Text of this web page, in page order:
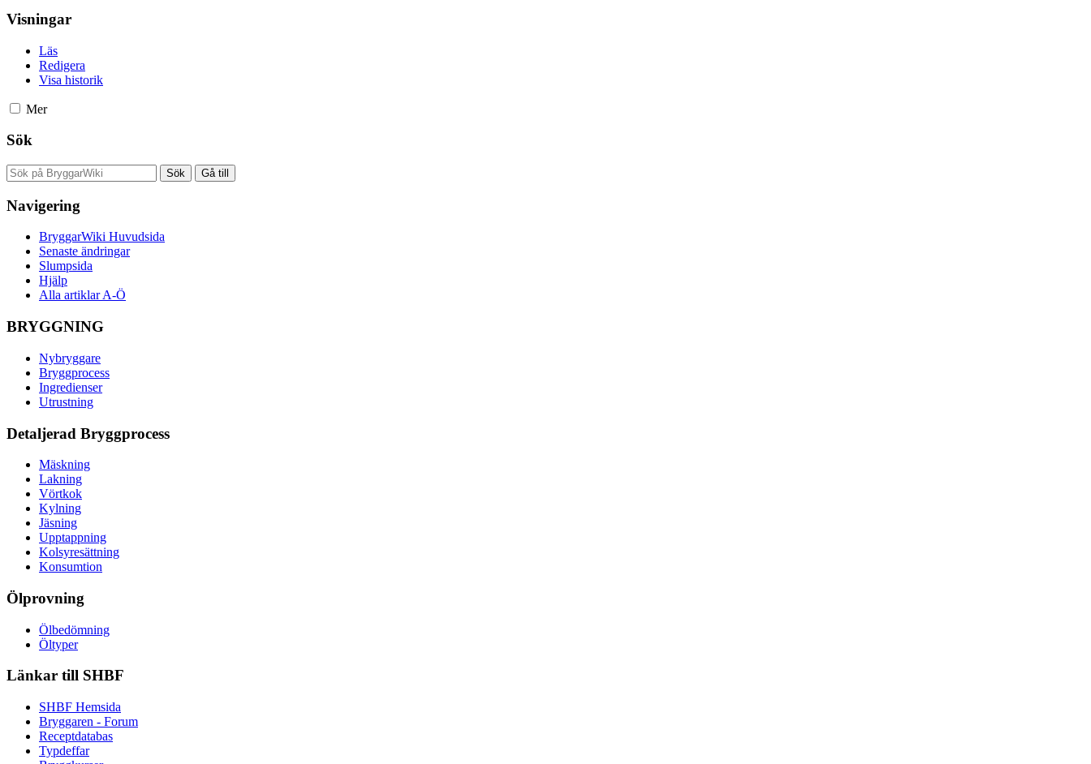
Visningar
Läs
Redigera
Visa historik
Mer
Sök
Navigering
BryggarWiki Huvudsida
Senaste ändringar
Slumpsida
Hjälp
Alla artiklar A-Ö
BRYGGNING
Nybryggare
Bryggprocess
Ingredienser
Utrustning
Detaljerad Bryggprocess
Mäskning
Lakning
Vörtkok
Kylning
Jäsning
Upptappning
Kolsyresättning
Konsumtion
Ölprovning
Ölbedömning
Öltyper
Länkar till SHBF
SHBF Hemsida
Bryggaren - Forum
Receptdatabas
Typdeffar